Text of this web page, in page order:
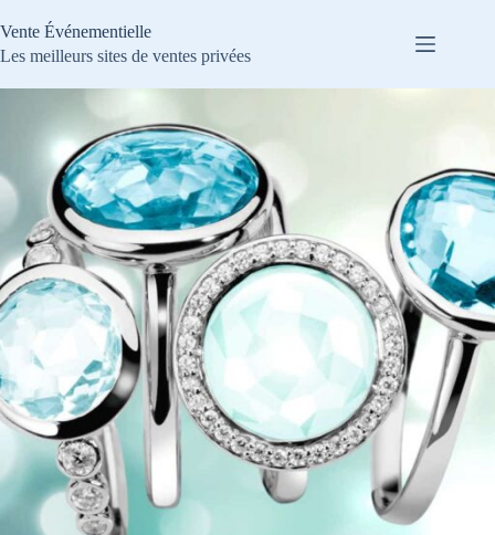
au
contenu
Vente Événementielle
Les meilleurs sites de ventes privées